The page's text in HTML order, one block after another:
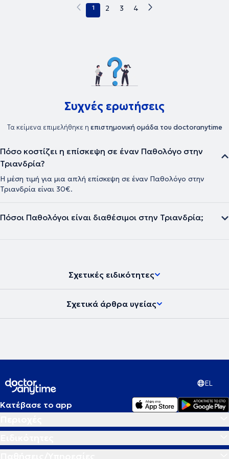
1 2 3 4
Συχνές ερωτήσεις
Τα κείμενα επιμελήθηκε η επιστημονική ομάδα του doctoranytime
Πόσο κοστίζει η επίσκεψη σε έναν Παθολόγο στην
Τριανδρία?
Η μέση τιμή για μια απλή επίσκεψη σε έναν Παθολόγο στην
Τριανδρία είναι 30€.
Πόσοι Παθολόγοι είναι διαθέσιμοι στην Τριανδρία;
Σχετικές ειδικότητες
Σχετικά άρθρα υγείας
EL
Κατέβασε το app